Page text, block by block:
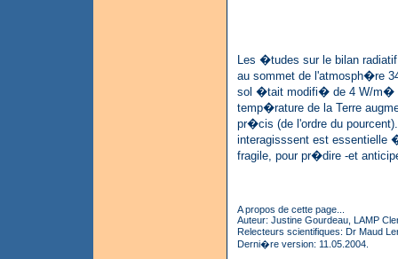
Les �tudes sur le bilan
au sommet de l'atmosph�re
sol �tait modifi� de 4 W/m�
temp�rature de la Terre
pr�cis (de l'ordre du
interagisssent est essentielle
fragile, pour pr�dire -et
A propos de cette page...
Auteur: Justine Gourdeau, LAMP
Relecteurs scientifiques: Dr Maud
Derni�re version: 11.05.2004.